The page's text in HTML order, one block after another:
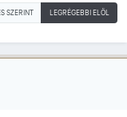
SZERINT LEGRÉGEBBI ELÖL